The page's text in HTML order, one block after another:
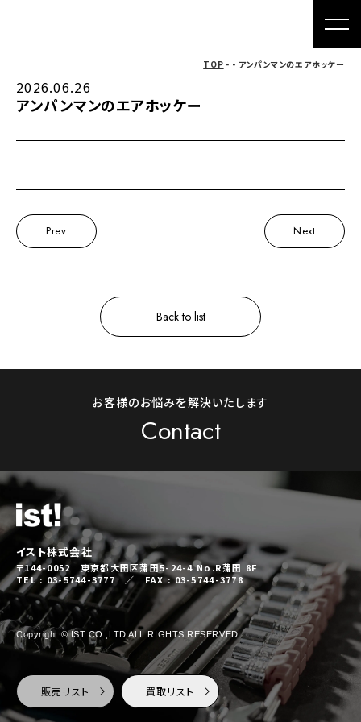
TOP - - アンパンマンのエアホッケー
2026.06.26
アンパンマンのエアホッケー
Prev Next
Back to list
お客様のお悩みを解決いたします
Contact
イスト株式会社
〒144-0052 東京都大田区蒲田5-24-4 No.R蒲田 8F
TEL : 03-5744-3777 ／ FAX : 03-5744-3778
Copyright © IST CO.,LTD ALL RIGHTS RESERVED.
販売リスト 買取リスト